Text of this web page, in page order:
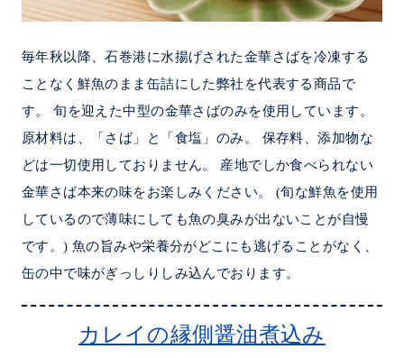
毎年秋以降、石巻港に水揚げされた金華さばを冷凍する
ことなく鮮魚のまま缶詰にした弊社を代表する商品で
す。 旬を迎えた中型の金華さばのみを使用しています。
原材料は、「さば」と「食塩」のみ。 保存料、添加物な
どは一切使用しておりません。 産地でしか食べられない
金華さば本来の味をお楽しみください。 (旬な鮮魚を使用
しているので薄味にしても魚の臭みが出ないことが自慢
です。) 魚の旨みや栄養分がどこにも逃げることがなく、
缶の中で味がぎっしりしみ込んでおります。
カレイの縁側醤油煮込み